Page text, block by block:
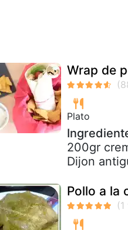
Wrap de
Plato
200gr
Dijon
Pollo a la